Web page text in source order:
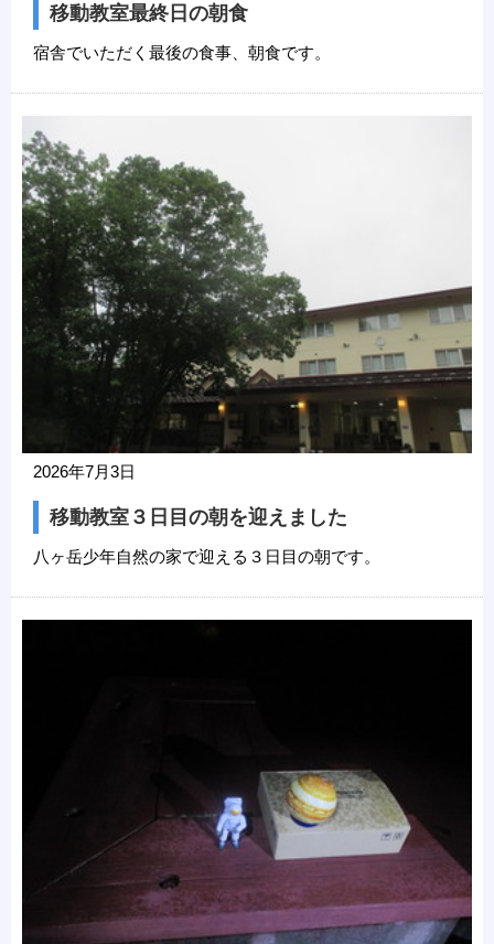
移動教室最終日の朝食
宿舎でいただく最後の食事、朝食です。
2026年7月3日
移動教室３日目の朝を迎えました
八ヶ岳少年自然の家で迎える３日目の朝です。